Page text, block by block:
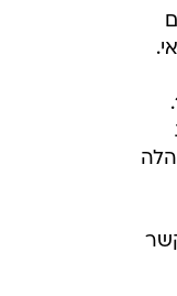
עם
המשבר הגדול הגיע שנים לאחר מכן, כשב-2015 פרץ מאבק משמורת חריף סביב רוקו, אז בן 15.